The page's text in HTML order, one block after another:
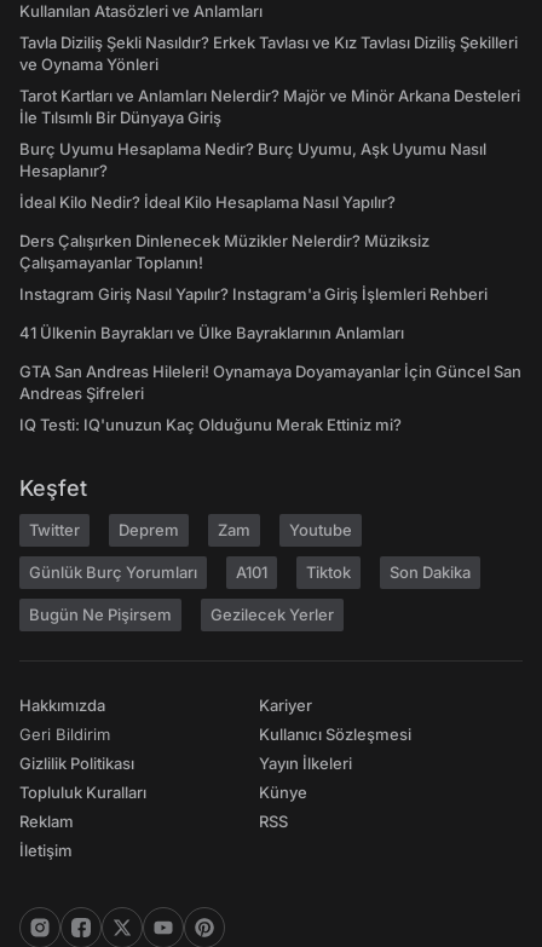
Kullanılan Atasözleri ve Anlamları
Tavla Diziliş Şekli Nasıldır? Erkek Tavlası ve Kız Tavlası Diziliş Şekilleri
ve Oynama Yönleri
Tarot Kartları ve Anlamları Nelerdir? Majör ve Minör Arkana Desteleri
İle Tılsımlı Bir Dünyaya Giriş
Burç Uyumu Hesaplama Nedir? Burç Uyumu, Aşk Uyumu Nasıl
Hesaplanır?
İdeal Kilo Nedir? İdeal Kilo Hesaplama Nasıl Yapılır?
Ders Çalışırken Dinlenecek Müzikler Nelerdir? Müziksiz
Çalışamayanlar Toplanın!
Instagram Giriş Nasıl Yapılır? Instagram'a Giriş İşlemleri Rehberi
41 Ülkenin Bayrakları ve Ülke Bayraklarının Anlamları
GTA San Andreas Hileleri! Oynamaya Doyamayanlar İçin Güncel San
Andreas Şifreleri
IQ Testi: IQ'unuzun Kaç Olduğunu Merak Ettiniz mi?
Keşfet
Twitter Deprem Zam Youtube
Günlük Burç Yorumları A101 Tiktok Son Dakika
Bugün Ne Pişirsem Gezilecek Yerler
Hakkımızda
Geri Bildirim
Gizlilik Politikası
Topluluk Kuralları
Reklam
İletişim
Kariyer
Kullanıcı Sözleşmesi
Yayın İlkeleri
Künye
RSS